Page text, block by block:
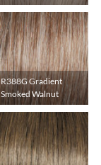
R388G Gradient
Smoked Walnut